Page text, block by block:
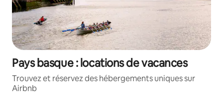
Pays basque : locations de vacances
Trouvez et réservez des hébergements uniques sur
Airbnb